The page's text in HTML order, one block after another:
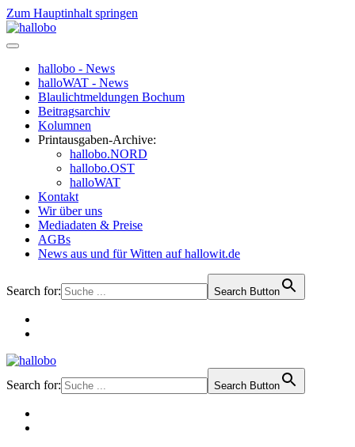
Zum Hauptinhalt springen
hallobo - News
halloWAT - News
Blaulichtmeldungen Bochum
Beitragsarchiv
Kolumnen
Printausgaben-Archive:
hallobo.NORD
hallobo.OST
halloWAT
Kontakt
Wir über uns
Mediadaten & Preise
AGBs
News aus und für Witten auf hallowit.de
Search for: Search Button
Search for: Search Button